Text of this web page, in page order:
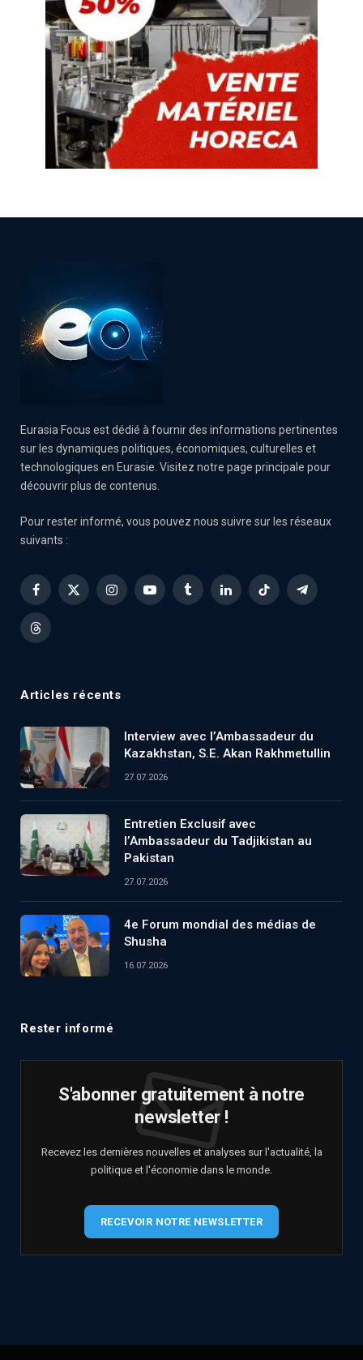
Eurasia Focus est dédié à fournir des informations pertinentes
sur les dynamiques politiques, économiques, culturelles et
technologiques en Eurasie. Visitez notre page principale pour
découvrir plus de contenus.
Pour rester informé, vous pouvez nous suivre sur les réseaux
suivants :
Facebook
X
InstagramYouTubeTumblrLinkedInTikTok Telegram
Threads
Articles récents
Interview avec l’Ambassadeur du
Kazakhstan, S.E. Akan Rakhmetullin
27.07.2026
Entretien Exclusif avec
l’Ambassadeur du Tadjikistan au
Pakistan
27.07.2026
4e Forum mondial des médias de
Shusha
16.07.2026
Rester informé
S'abonner gratuitement à notre
newsletter !
Recevez les dernières nouvelles et analyses sur l'actualité, la
politique et l'économie dans le monde.
RECEVOIR NOTRE NEWSLETTER